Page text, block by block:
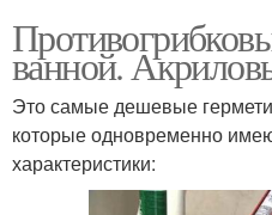
ванной.
Это самые дешевые
которые одновременно
характеристики: